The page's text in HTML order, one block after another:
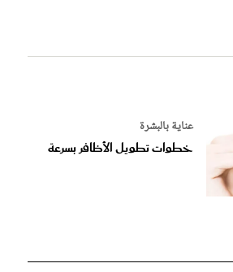
عناية بالبشرة
خطوات تطويل الأظافر بسرعة